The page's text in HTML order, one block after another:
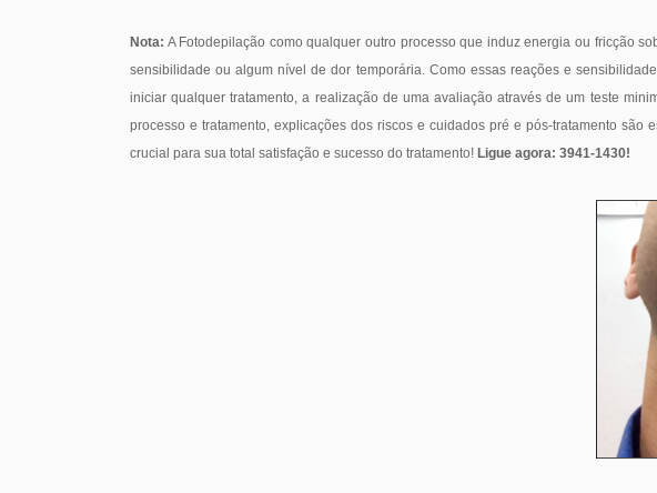
Nota: A Fotodepilação como qualquer outro processo que induz energia ou fricção
sensibilidade ou algum nível de dor temporária. Como essas reações e
iniciar qualquer tratamento, a realização de uma avaliação através de um teste
processo e tratamento, explicações dos riscos e cuidados pré e pós-tratamento
crucial para sua total satisfação e sucesso do tratamento! Ligue agora: 3941-1430!